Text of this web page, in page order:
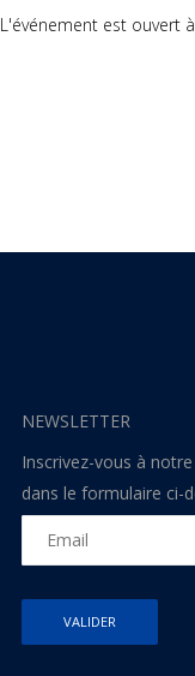
L'événement est ouvert
NEWSLETTER
Inscrivez-vous à
dans le formulaire ci-